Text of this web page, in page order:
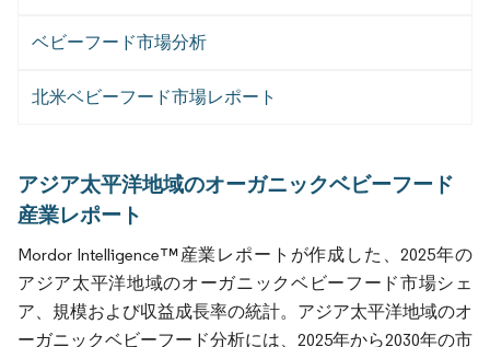
ベビーフード市場分析
北米ベビーフード市場レポート
アジア太平洋地域のオーガニックベビーフード
産業レポート
Mordor Intelligence™産業レポートが作成した、2025年の
アジア太平洋地域のオーガニックベビーフード市場シェ
ア、規模および収益成長率の統計。アジア太平洋地域のオ
ーガニックベビーフード分析には、2025年から2030年の市